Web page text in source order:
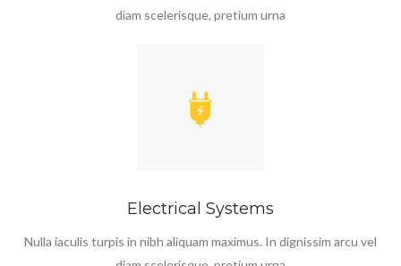
diam scelerisque, pretium urna
Electrical Systems
Nulla iaculis turpis in nibh aliquam maximus. In dignissim arcu vel